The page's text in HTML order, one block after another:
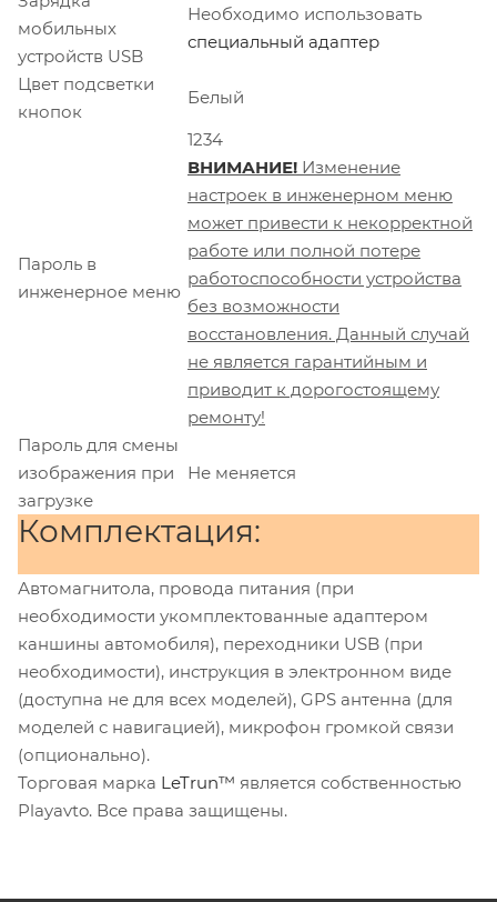
мобильных
устройств USB
Необходимо использовать
специальный адаптер
Цвет подсветки
кнопок
Белый
Пароль в
инженерное меню
1234
ВНИМАНИЕ! Изменение
настроек в инженерном меню
может привести к некорректной
работе или полной потере
работоспособности устройства
без возможности
восстановления. Данный случай
не является гарантийным и
приводит к дорогостоящему
ремонту!
Пароль для смены
изображения при
загрузке
Не меняется
Комплектация:
Автомагнитола, провода питания (при
необходимости укомплектованные адаптером
каншины автомобиля), переходники USB (при
необходимости), инструкция в электронном виде
(доступна не для всех моделей), GPS антенна (для
моделей с навигацией), микрофон громкой связи
(опционально).
Торговая марка LeTrun™ является собственностью
Playavto. Все права защищены.